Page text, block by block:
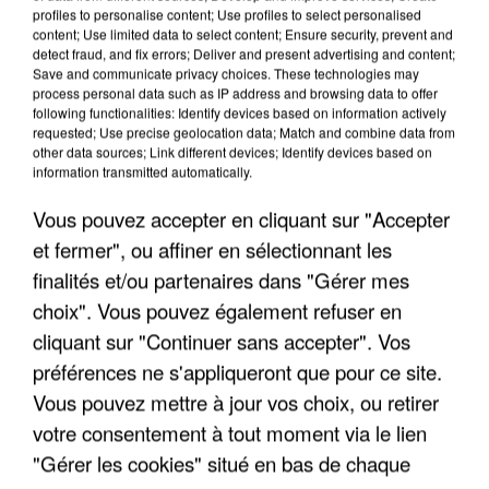
L’UN DES FONDATEURS SUPPOSÉS DE LA DZ
MAFIA INTERPELLÉ EN ALGÉRIE
UN SECOND CADRE DE LA DZ MAFIA
profiles to personalise content; Use profiles to select personalised
content; Use limited data to select content; Ensure security, prevent and
detect fraud, and fix errors; Deliver and present advertising and content;
Save and communicate privacy choices. These technologies may
process personal data such as IP address and browsing data to offer
following functionalities: Identify devices based on information actively
requested; Use precise geolocation data; Match and combine data from
other data sources; Link different devices; Identify devices based on
information transmitted automatically.
Vous pouvez accepter en cliquant sur "Accepter
et fermer", ou affiner en sélectionnant les
finalités et/ou partenaires dans "Gérer mes
choix". Vous pouvez également refuser en
cliquant sur "Continuer sans accepter". Vos
préférences ne s'appliqueront que pour ce site.
Vous pouvez mettre à jour vos choix, ou retirer
votre consentement à tout moment via le lien
"Gérer les cookies" situé en bas de chaque